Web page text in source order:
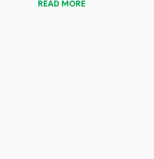
READ MORE